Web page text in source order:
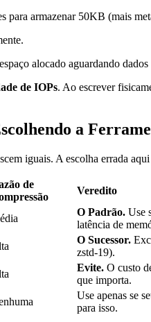
para armazenar 50KB (mais
alocado aguardando
de IOPs. Ao escrever
a
iguais. A escolha errada
de
Veredito
O Padrão. Use
latência de
O Sucessor.
zstd-19).
Evite. O custo
que importa.
Use apenas se
para isso.